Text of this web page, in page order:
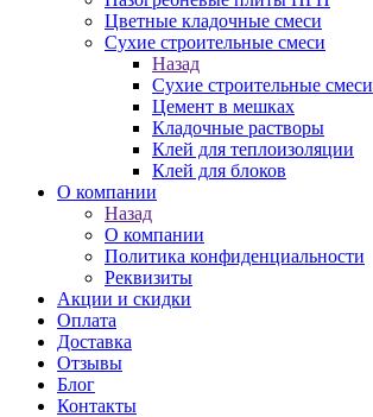
Цветные кладочные смеси
Сухие строительные смеси
Назад
Сухие строительные смеси
Цемент в мешках
Кладочные растворы
Клей для теплоизоляции
Клей для блоков
О компании
Назад
О компании
Политика конфиденциальности
Реквизиты
Акции и скидки
Оплата
Доставка
Отзывы
Блог
Контакты